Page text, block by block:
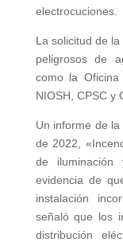
electrocuciones.
La solicitud de
peligrosos de
como la Oficina
NIOSH, CPSC y
Un informe de la
de 2022,
de iluminación
evidencia de
instalación
señaló que los
distribución